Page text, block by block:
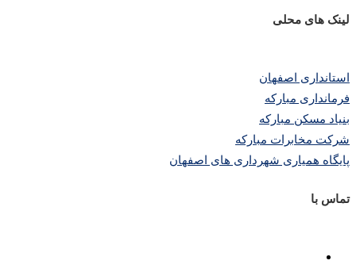
لینک های محلی
استانداری اصفهان
فرمانداری مبارکه
بنیاد مسکن مبارکه
شرکت مخابرات مبارکه
پایگاه همیاری شهرداری های اصفهان
تماس با